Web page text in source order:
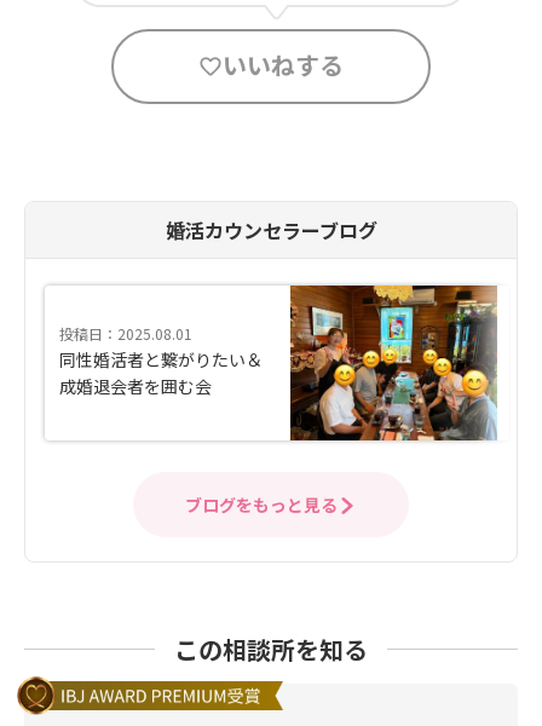
いいねする
婚活カウンセラーブログ
投稿日：2025.08.01
同性婚活者と繋がりたい＆
成婚退会者を囲む会
ブログをもっと見る
この相談所を知る